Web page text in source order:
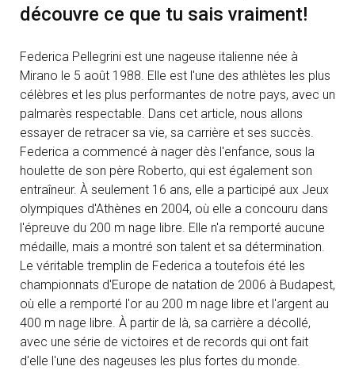
découvre ce que tu sais vraiment!
Federica Pellegrini est une nageuse italienne née à
Mirano le 5 août 1988. Elle est l'une des athlètes les plus
célèbres et les plus performantes de notre pays, avec un
palmarès respectable. Dans cet article, nous allons
essayer de retracer sa vie, sa carrière et ses succès.
Federica a commencé à nager dès l'enfance, sous la
houlette de son père Roberto, qui est également son
entraîneur. À seulement 16 ans, elle a participé aux Jeux
olympiques d'Athènes en 2004, où elle a concouru dans
l'épreuve du 200 m nage libre. Elle n'a remporté aucune
médaille, mais a montré son talent et sa détermination.
Le véritable tremplin de Federica a toutefois été les
championnats d'Europe de natation de 2006 à Budapest,
où elle a remporté l'or au 200 m nage libre et l'argent au
400 m nage libre. À partir de là, sa carrière a décollé,
avec une série de victoires et de records qui ont fait
d'elle l'une des nageuses les plus fortes du monde.